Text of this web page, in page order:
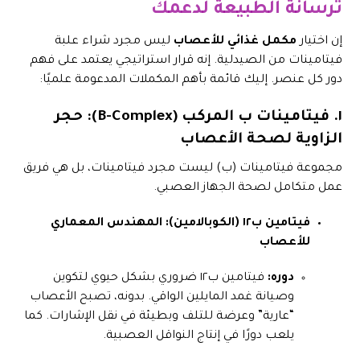
ترسانة الطبيعة لدعمك
إن اختيار مكمل غذائي للأعصاب ليس مجرد شراء علبة
فيتامينات من الصيدلية. إنه قرار استراتيجي يعتمد على فهم
دور كل عنصر. إليك قائمة بأهم المكملات المدعومة علميًا:
١. فيتامينات ب المركب (B-Complex): حجر
الزاوية لصحة الأعصاب
مجموعة فيتامينات (ب) ليست مجرد فيتامينات، بل هي فريق
عمل متكامل لصحة الجهاز العصبي.
فيتامين ب١٢ (الكوبالامين): المهندس المعماري
للأعصاب
دوره:
فيتامين ب١٢ ضروري بشكل حيوي لتكوين
وصيانة غمد المايلين الواقي. بدونه، تصبح الأعصاب
“عارية” وعرضة للتلف وبطيئة في نقل الإشارات. كما
يلعب دورًا في إنتاج النواقل العصبية.